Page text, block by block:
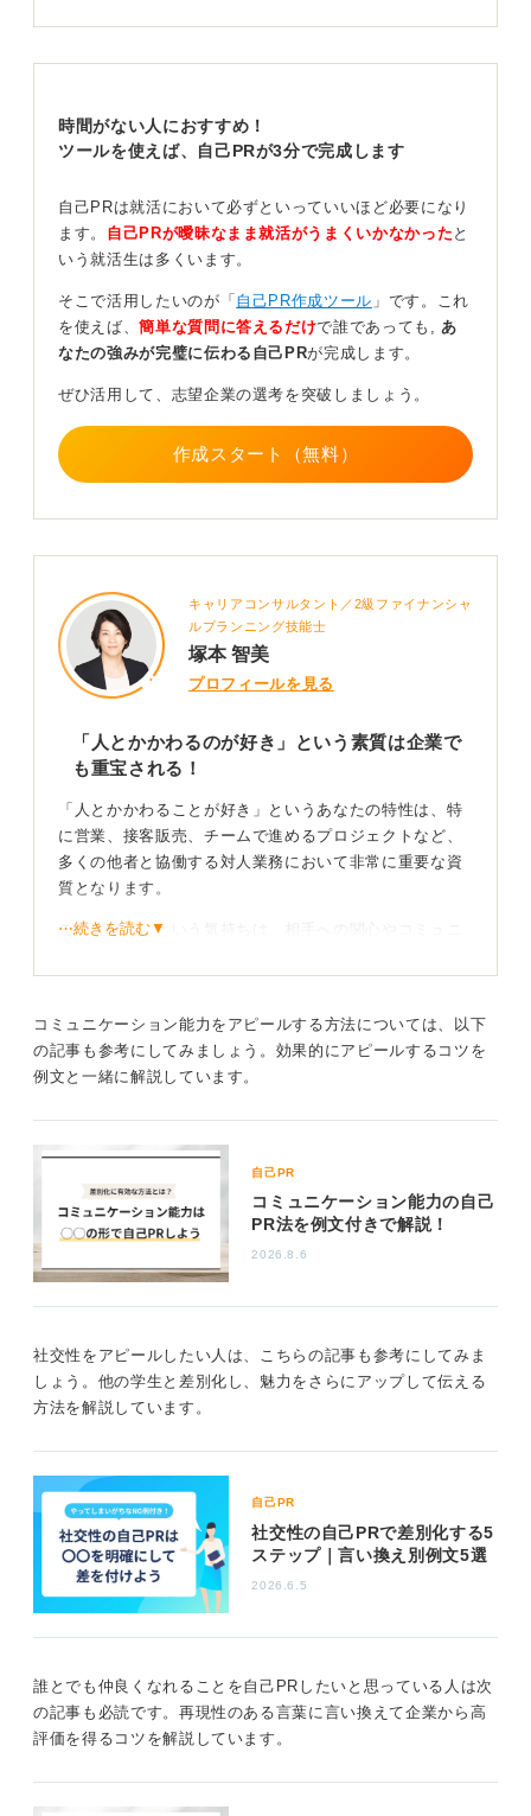
動や能力につなげ、仕事においてどのように活かせるの
採用担当者にはあなたの具体的な強みや貢献度が伝わり
にくいでしょう。
仕事への活かし方を明確に伝えよう
そこで、具体的なエピソードを盛り込むこと、どのよう
な「かかわり方」が得意なのかを明確にすること、そし
て仕事にどう活かせるかを結び付けて表現することが、
効果的なアピールとなるのです。
「このコミュニケーション能力は、貴社の営業職におい
す」といった形です。
時間がない人におすすめ！
ツールを使えば、自己PRが3分で完成します
自己PRは就活において必ずといっていいほど必要になり
ます。 自己PRが曖昧なまま就活がうまくいかなかった と
いう就活生は多くいます。
そこで活用したいのが「 自己PR作成ツール 」です。これ
を使えば、簡単な質問に答えるだけで誰であっても, あ
なたの強みが完璧に伝わる自己PRが完成します。
ぜひ活用して、志望企業の選考を突破しましょう。
作成スタート（無料）
キャリアコンサルタント／2級ファイナンシャ
ルプランニング技能士
塚本 智美
プロフィールを見る
「人とかかわるのが好き」という素質は企業で
も重宝される！
「人とかかわることが好き」というあなたの特性は、特
に営業、接客販売、チームで進めるプロジェクトなど、
多くの他者と協働する対人業務において非常に重要な資
質となります。
この「好き」という気持ちは、相手への関心やコミュニ
とする前向きな姿勢を示唆するものです。
企業は、そうした特性を持つ人が、社内外で良好なリレ
ーションシップを構築し、業務をスムーズに進めてくれ
ることを期待しています。
えも試してみよう！
アピールする際は、具体的なエピソードを交え、あなた
がどのような状況で、どのように人とかかわり、その結
果どういったポジティブな成果や信頼関係を築くことが
て考え、期待以上の提案で喜ばれた」「多様な意見を調
整し、チームを一つの目標に導いた」など、「人間関係
構築力」や「傾聴力」といった言葉に置き換えつつ、あ
0
⋯続きを読む▼
コミュニケーション能力をアピールする方法については、以下
の記事も参考にしてみましょう。効果的にアピールするコツを
例文と一緒に解説しています。
自己PR
コミュニケーション能力の自己
PR法を例文付きで解説！
2026.8.6
社交性をアピールしたい人は、こちらの記事も参考にしてみま
しょう。他の学生と差別化し、魅力をさらにアップして伝える
方法を解説しています。
自己PR
社交性の自己PRで差別化する5
ステップ｜言い換え別例文5選
2026.6.5
誰とでも仲良くなれることを自己PRしたいと思っている人は次
の記事も必読です。再現性のある言葉に言い換えて企業から高
評価を得るコツを解説しています。